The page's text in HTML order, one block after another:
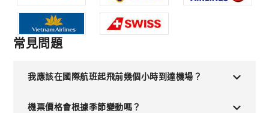
常見問題
我應該在國際航班起飛前幾個小時到達機場？
機票價格會根據季節變動嗎？